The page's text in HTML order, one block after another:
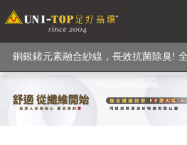
銅銀鍺元素融合紗線，長效抗菌除臭!
檢驗
【快來點我】H型銅銀纖維長效PP能
循環好